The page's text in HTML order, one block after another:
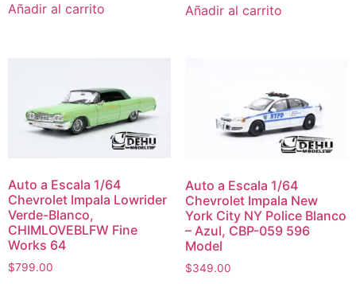
Añadir al carrito Añadir al carrito
Auto a Escala 1/64
Chevrolet Impala Lowrider
Verde-Blanco,
CHIMLOVEBLFW Fine
Works 64
$799.00
Auto a Escala 1/64
Chevrolet Impala New
York City NY Police Blanco
– Azul, CBP-059 596
Model
$349.00